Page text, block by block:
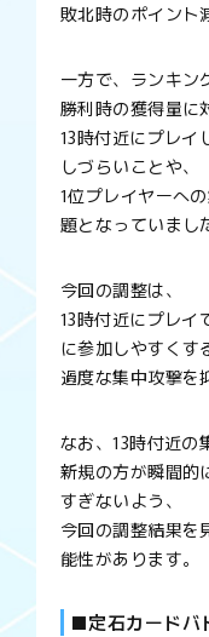
敗北時のポイント
一方で、ランキン
勝利時の獲得量に
13時付近にプレイ
しづらいことや、
1位プレイヤーへ
題となっていまし
今回の調整は、
13時付近にプレイ
に参加しやすくす
過度な集中攻撃を
なお、13時付近の
新規の方が瞬間的
すぎないよう、
今回の調整結果を
能性があります。
■定石カードバ